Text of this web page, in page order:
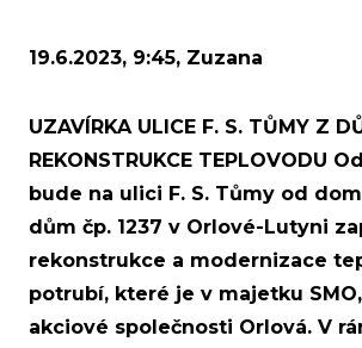
19.6.2023, 9:45, Zuzana
UZAVÍRKA ULICE F. S. TŮMY Z
REKONSTRUKCE TEPLOVODU
bude na ulici F. S. Tůmy od
dům čp. 1237 v Orlové-Lutyni
rekonstrukce a modernizace
potrubí, které je v majetku
akciové společnosti Orlová. V